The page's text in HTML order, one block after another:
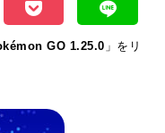
GO 1.25.0 」をリ